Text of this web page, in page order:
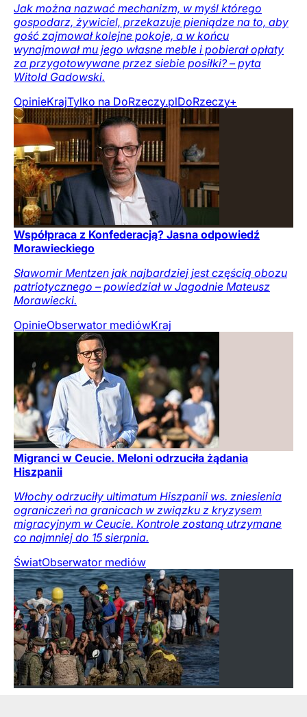
Jak można nazwać mechanizm, w myśl którego
gospodarz, żywiciel, przekazuje pieniądze na to, aby
gość zajmował kolejne pokoje, a w końcu
wynajmował mu jego własne meble i pobierał opłaty
za przygotowywane przez siebie posiłki? – pyta
Witold Gadowski.
OpinieKrajTylko na DoRzeczy.plDoRzeczy+
Współpraca z Konfederacją? Jasna odpowiedź
Morawieckiego
Sławomir Mentzen jak najbardziej jest częścią obozu
patriotycznego – powiedział w Jagodnie Mateusz
Morawiecki.
OpinieObserwator mediówKraj
Migranci w Ceucie. Meloni odrzuciła żądania
Hiszpanii
Włochy odrzuciły ultimatum Hiszpanii ws. zniesienia
ograniczeń na granicach w związku z kryzysem
migracyjnym w Ceucie. Kontrole zostaną utrzymane
co najmniej do 15 sierpnia.
ŚwiatObserwator mediów